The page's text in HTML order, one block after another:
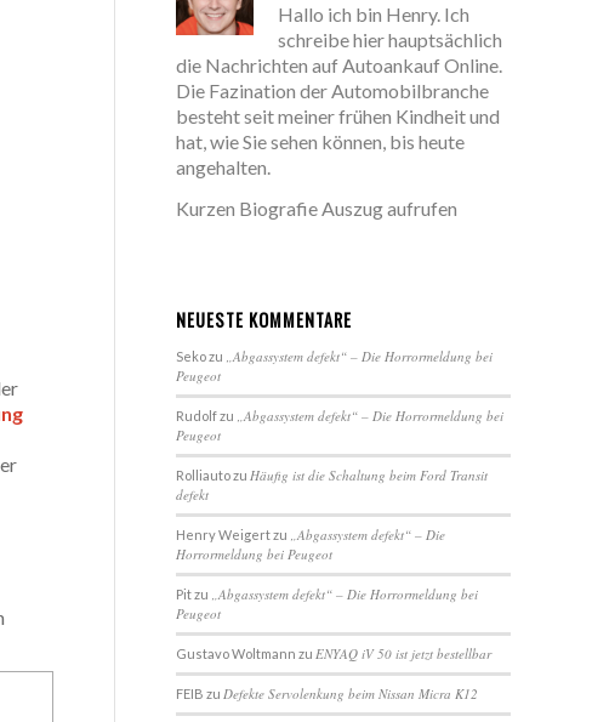
Hallo ich bin Henry. Ich
schreibe hier hauptsächlich
die Nachrichten auf Autoankauf Online.
Die Fazination der Automobilbranche
besteht seit meiner frühen Kindheit und
hat, wie Sie sehen können, bis heute
angehalten.
Kurzen Biografie Auszug aufrufen
NEUESTE KOMMENTARE
Sekozu
„Abgassystem defekt“ – Die Horrormeldung bei
Peugeot
Rudolfzu
„Abgassystem defekt“ – Die Horrormeldung bei
Peugeot
Rolliautozu Häufig ist die Schaltung beim Ford Transit
defekt
Henry Weigertzu
„Abgassystem defekt“ – Die
Horrormeldung bei Peugeot
Pitzu
„Abgassystem defekt“ – Die Horrormeldung bei
Peugeot
Gustavo Woltmann zu ENYAQ iV 50 ist jetzt bestellbar
FEIB zu Defekte Servolenkung beim Nissan Micra K12